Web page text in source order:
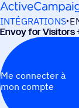
Passer au contenu
INTÉGRATIONS
Envoy for Visi­tors
Me connecter à
mon compte